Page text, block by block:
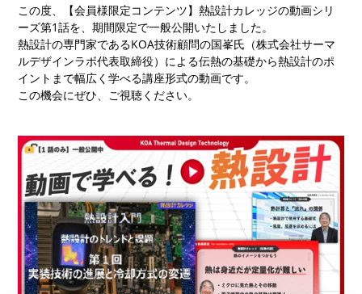
この度、【会員様限定コンテンツ】熱設計カレッジの動画シリ
ーズ第1話を、期間限定で一般公開いたしました。
熱設計の専門家であるKOA技術顧問の国峯氏（株式会社サーマ
ルデザインラボ代表取締役）による伝熱の基礎から熱設計のポ
イントまで幅広く学べる講座形式の動画です。
この機会にぜひ、ご視聴ください。